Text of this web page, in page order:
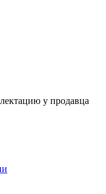
у продавца